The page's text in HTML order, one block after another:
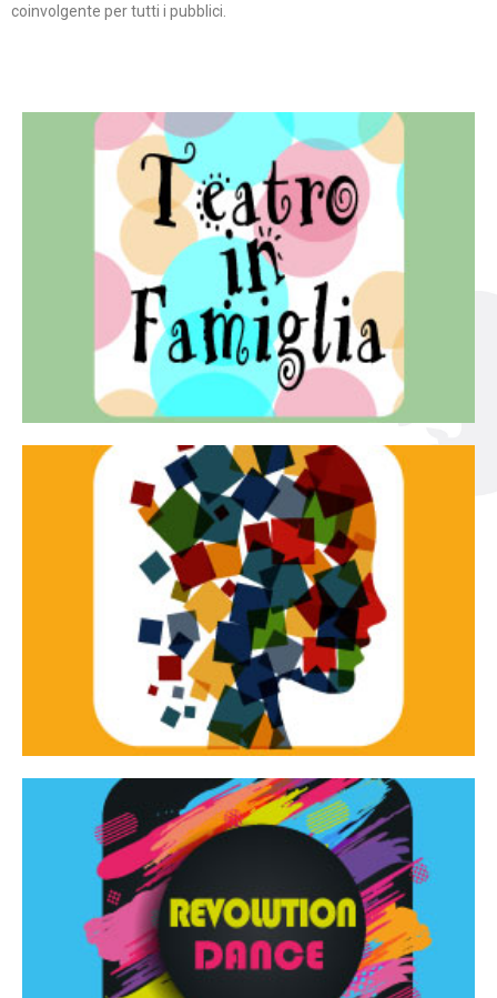
coinvolgente per tutti i pubblici.
Teatro in famiglia
Teatro In Famiglia è una rassegna di teatro concepita
per far condividere e godere del teatro all’intera
famiglia.
Continua
Tracce dinamiche
Tracce Dinamiche è una rassegna di teatro
d’innovazione e sperimentale.
Continua
Revolution Dance
Rassegna di danza contemporanea – I Edizione